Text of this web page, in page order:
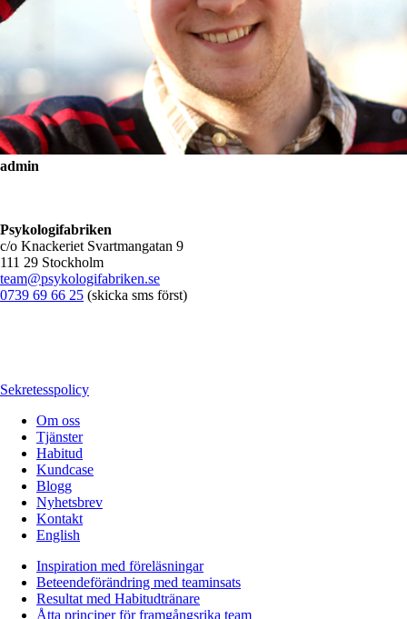
admin
Psykologifabriken
c/o Knackeriet Svartmangatan 9
111 29 Stockholm
team@psykologifabriken.se
0739 69 66 25 (skicka sms först)
Sekretesspolicy
Om oss
Tjänster
Habitud
Kundcase
Blogg
Nyhetsbrev
Kontakt
English
Inspiration med föreläsningar
Beteendeförändring med teaminsats
Resultat med Habitudtränare
Åtta principer för framgångsrika team